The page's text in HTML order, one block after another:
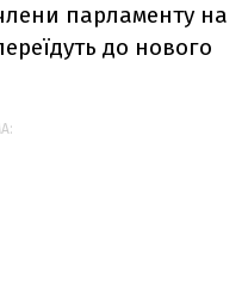
парламенту на
до нового